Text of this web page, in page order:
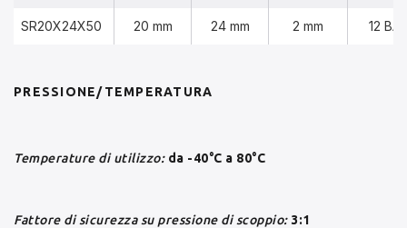
SR20X24X50 20 mm 24 mm 2 mm 12
PRESSIONE/TEMPERATURA
Temperature di utilizzo: da -40°C a 80°C
Fattore di sicurezza su pressione di scoppio: 3:1